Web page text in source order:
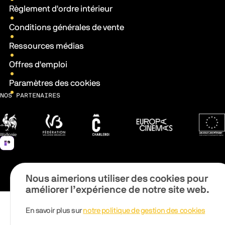
Règlement d'ordre intérieur
Conditions générales de vente
Ressources médias
Offres d'emploi
Paramètres des cookies
NOS PARTENAIRES
Wallonie Fédération Wallonie-Bruxelles
Ville de CharleroiEuropa Cinemas
Nous aimerions utiliser des cookies pour
améliorer l’expérience de notre site web.
En savoir plus surnotre politique de gestion des cookies